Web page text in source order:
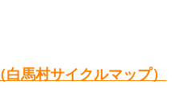
馬村サイクルマップ）